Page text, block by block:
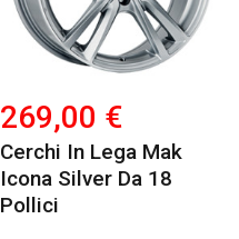
269,00 €
Cerchi In Lega Mak
Icona Silver Da 18
Pollici